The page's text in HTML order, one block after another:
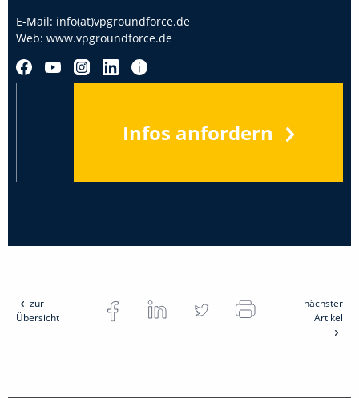
E-Mail: info(at)vpgroundforce.de
Web: www.vpgroundforce.de
Infos anfordern
zur
Übersicht
nächster
Artikel